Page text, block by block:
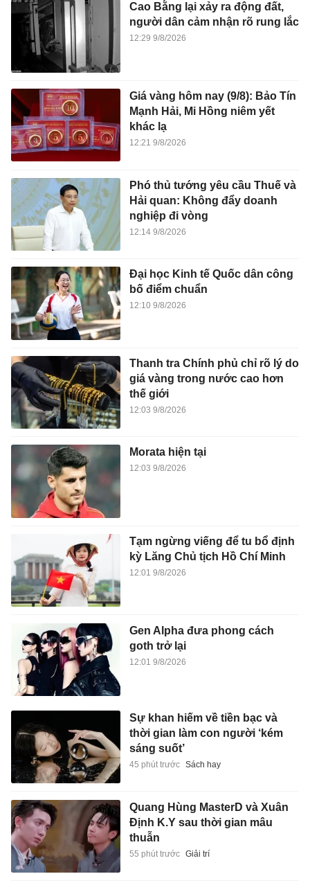
Cao Bằng lại xảy ra động đất,
người dân cảm nhận rõ rung lắc
12:29 9/8/2026
Giá vàng hôm nay (9/8): Bảo Tín
Mạnh Hải, Mi Hồng niêm yết
khác lạ
12:21 9/8/2026
Phó thủ tướng yêu cầu Thuế và
Hải quan: Không đẩy doanh
nghiệp đi vòng
12:14 9/8/2026
Đại học Kinh tế Quốc dân công
bố điểm chuẩn
12:10 9/8/2026
Thanh tra Chính phủ chỉ rõ lý do
giá vàng trong nước cao hơn
thế giới
12:03 9/8/2026
Morata hiện tại
12:03 9/8/2026
Tạm ngừng viếng để tu bổ định
kỳ Lăng Chủ tịch Hồ Chí Minh
12:01 9/8/2026
Gen Alpha đưa phong cách
goth trở lại
12:01 9/8/2026
Sự khan hiếm về tiền bạc và
thời gian làm con người ‘kém
sáng suốt’
45 phút trước Sách hay
Quang Hùng MasterD và Xuân
Định K.Y sau thời gian mâu
thuẫn
55 phút trước Giải trí